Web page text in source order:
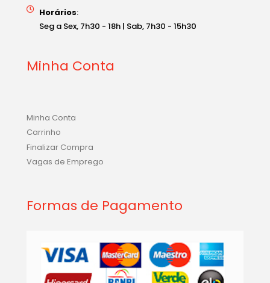
Horários:
Seg a Sex, 7h30 - 18h | Sab, 7h30 - 15h30
Minha Conta
Minha Conta
Carrinho
Finalizar Compra
Vagas de Emprego
Formas de Pagamento